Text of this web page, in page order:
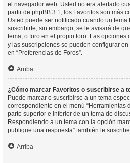
el navegador web. Usted no era alertado
partir de phpBB 3.1, los Favoritos son más
Usted puede ser notificado cuando un tema
suscribirte, sin embargo, se le avisará de
tema, o foro en el propio foro. Las opciones
y las suscripciones se pueden configurar
en “Preferencias de Foros”.
Arriba
¿Cómo marcar Favoritos o suscribirse a
Puede marcar o suscribirse a un tema
correspondiente en el menú “Herramientas
parte superior e inferior de un tema de
Respondiendo a un tema con la opción
publique una respuesta” también le
Arriba